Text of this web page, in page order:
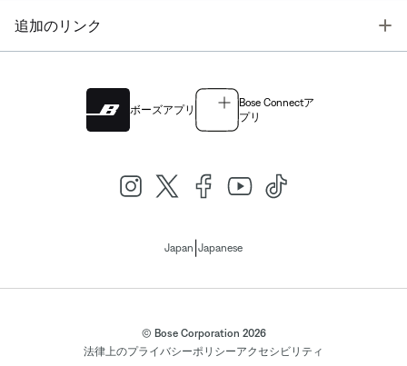
追加のリンク
ボーズアプリ
Bose Connectア
プリ
Japan Japanese
© Bose Corporation 2026
法律上のプライバシーポリシーアクセシビリティ